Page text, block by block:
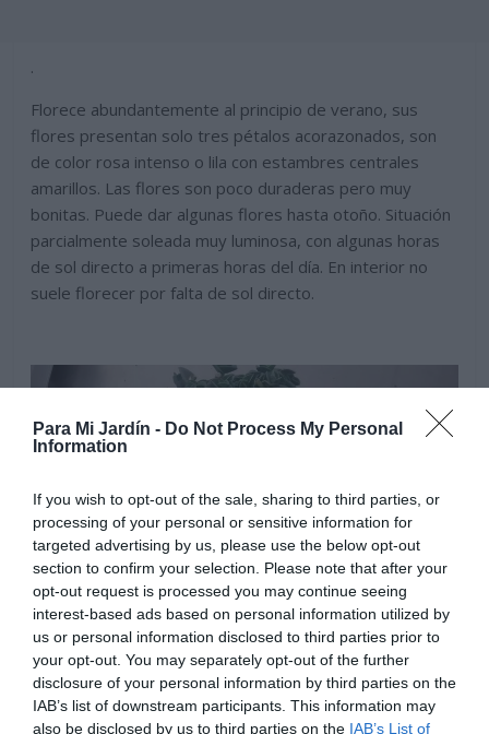
Para Mi Jardín - Do Not Process My Personal
Information
If you wish to opt-out of the sale, sharing to third parties, or
processing of your personal or sensitive information for
targeted advertising by us, please use the below opt-out
section to confirm your selection. Please note that after your
opt-out request is processed you may continue seeing
interest-based ads based on personal information utilized by
us or personal information disclosed to third parties prior to
your opt-out. You may separately opt-out of the further
disclosure of your personal information by third parties on the
IAB’s list of downstream participants. This information may
also be disclosed by us to third parties on the IAB’s List of
.
Florece abundantemente al principio de verano, sus
flores presentan solo tres pétalos acorazonados, son
de color rosa intenso o lila con estambres centrales
amarillos. Las flores son poco duraderas pero muy
bonitas. Puede dar algunas flores hasta otoño. Situación
parcialmente soleada muy luminosa, con algunas horas
de sol directo a primeras horas del día. En interior no
suele florecer por falta de sol directo.
.
Prefiere un sustrato ligero que contenga turba y arena
para asegurar el drenaje. Sus hojas son mas carnosas
que en otras variedades por lo es esencial que los